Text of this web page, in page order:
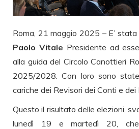
Roma, 21 maggio 2025 – E’
Paolo Vitale Presidente ad
alla guida del Circolo Canottieri
2025/2028. Con loro sono
cariche dei Revisori dei Conti e dei
Questo il risultato delle elezioni,
lunedì 19 e martedì 20,